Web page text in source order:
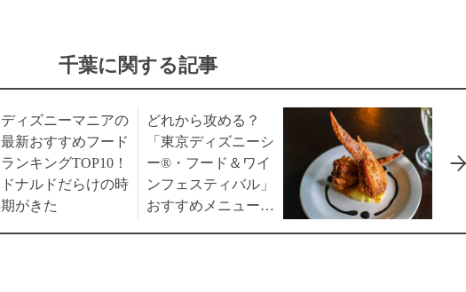
千葉に関する記事
ディズニーマニアの
最新おすすめフード
ランキングTOP10！
ドナルドだらけの時
期がきた
どれから攻める？
「東京ディズニーシ
ー®・フード＆ワイ
ンフェスティバル」
おすすめメニューラ